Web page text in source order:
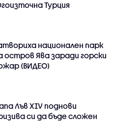
Турция
национален парк
остров Ява заради горски
(ВИДЕО)
Лъв XIV поднови
си да бъде сложен